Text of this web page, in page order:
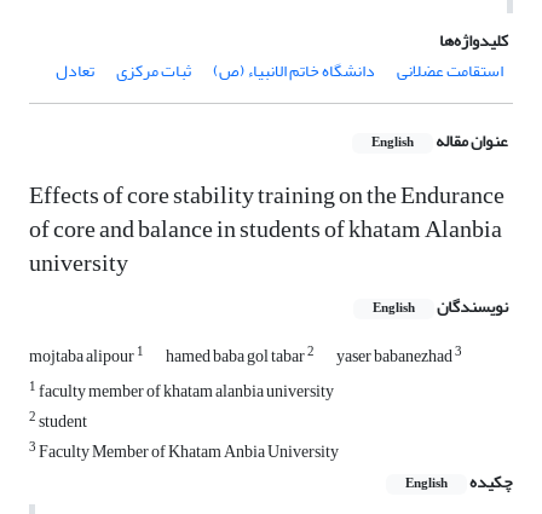
کلیدواژه‌ها
استقامت عضلانی
دانشگاه خاتم الانبیاء (ص) ثبات مرکزی تعادل
عنوان مقاله English
Effects of core stability training on the Endurance
of core and balance in students of khatam Alanbia
university
نویسندگان English
mojtaba alipour1 hamed baba gol tabar2 yaser babanezhad3
1faculty member of khatam alanbia university
2student
3Faculty Member of Khatam Anbia University
چکیده
English